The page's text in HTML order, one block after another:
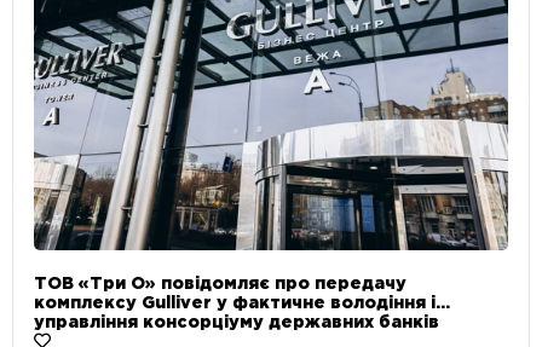
ТОВ «Три О» повідомляє про передачу
комплексу Gulliver у фактичне володіння і
управління консорціуму державних банків